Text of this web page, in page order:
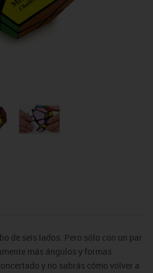
de seis lados. Pero sólo con un par
más ángulos y formas
y no sabrás cómo volver a